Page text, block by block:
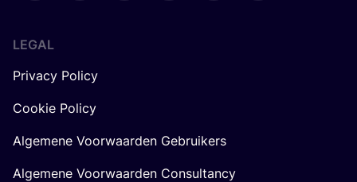
LEGAL
Privacy Policy
Cookie Policy
Algemene Voorwaarden Gebruikers
Algemene Voorwaarden Consultancy